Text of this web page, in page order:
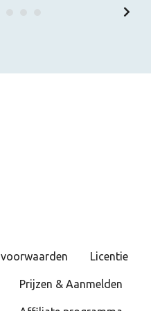
Licentie
Prijzen & Aanmelden